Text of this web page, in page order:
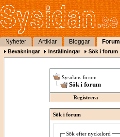
Nyheter Artiklar Bloggar Forum
Bevakningar Inställningar Sök i forum
Sysidans forum
Sök i forum
Registrera
Sök i forum
Sök efter nyckelord